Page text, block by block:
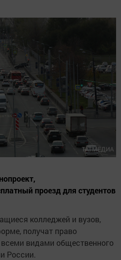
проезд для студентов
колледжей и вузов,
получат право
видами общественного
России.